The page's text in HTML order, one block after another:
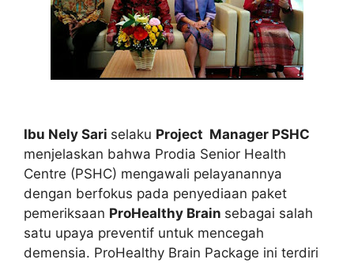
Ibu Nely Sari selaku Project Manager PSHC
menjelaskan bahwa Prodia Senior Health
Centre (PSHC) mengawali pelayanannya
dengan berfokus pada penyediaan paket
pemeriksaan ProHealthy Brain sebagai salah
satu upaya preventif untuk mencegah
demensia. ProHealthy Brain Package ini terdiri